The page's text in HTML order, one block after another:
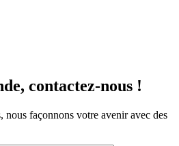
contactez-nous !
nous façonnons votre avenir avec des